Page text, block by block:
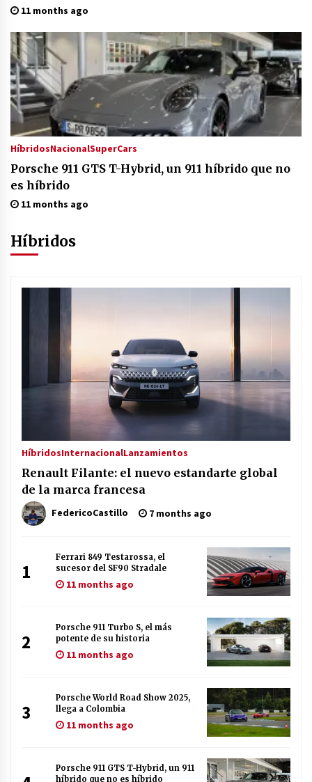
11 months ago
HíbridosNacionalSuperCars
Porsche 911 GTS T-Hybrid, un 911 híbrido que no
es híbrido
11 months ago
Híbridos
HíbridosInternacionalLanzamientos
Renault Filante: el nuevo estandarte global
de la marca francesa
FedericoCastillo 7 months ago
1
Ferrari 849 Testarossa, el
sucesor del SF90 Stradale
11 months ago
2
Porsche 911 Turbo S, el más
potente de su historia
11 months ago
3
Porsche World Road Show 2025,
llega a Colombia
11 months ago
Porsche 911 GTS T-Hybrid, un 911
híbrido que no es híbrido